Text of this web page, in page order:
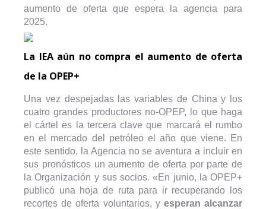
aumento de oferta que espera la agencia para
2025.
La IEA aún no compra el aumento de oferta
de la OPEP+
Una vez despejadas las variables de China y los
cuatro grandes productores no-OPEP, lo que haga
el cártel es la tercera clave que marcará el rumbo
en el mercado del petróleo el año que viene. En
este sentido, la Agencia no se aventura a incluir en
sus pronósticos un aumento de oferta por parte de
la Organización y sus socios. «En junio, la OPEP+
publicó una hoja de ruta para ir recuperando los
recortes de oferta voluntarios, y esperan alcanzar